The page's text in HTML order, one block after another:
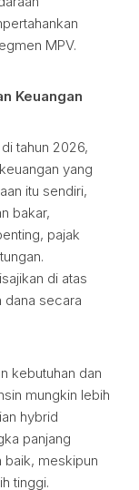
MPV.
Keuangan
tahun 2026,
yang
itu sendiri,
bakar,
pajak
di atas
dana secara
kebutuhan dan
mungkin lebih
hybrid
panjang
baik, meskipun
tinggi.